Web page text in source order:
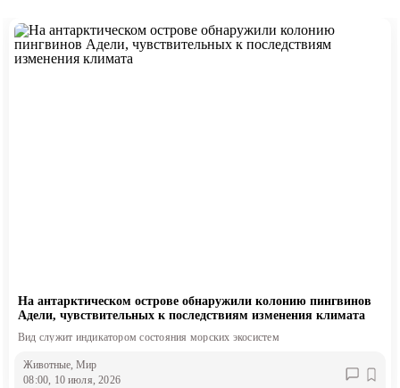
На антарктическом острове обнаружили колонию пингвинов
Адели, чувствительных к последствиям изменения климата
Вид служит индикатором состояния морских экосистем
Животные, Мир
08:00, 10 июля, 2026